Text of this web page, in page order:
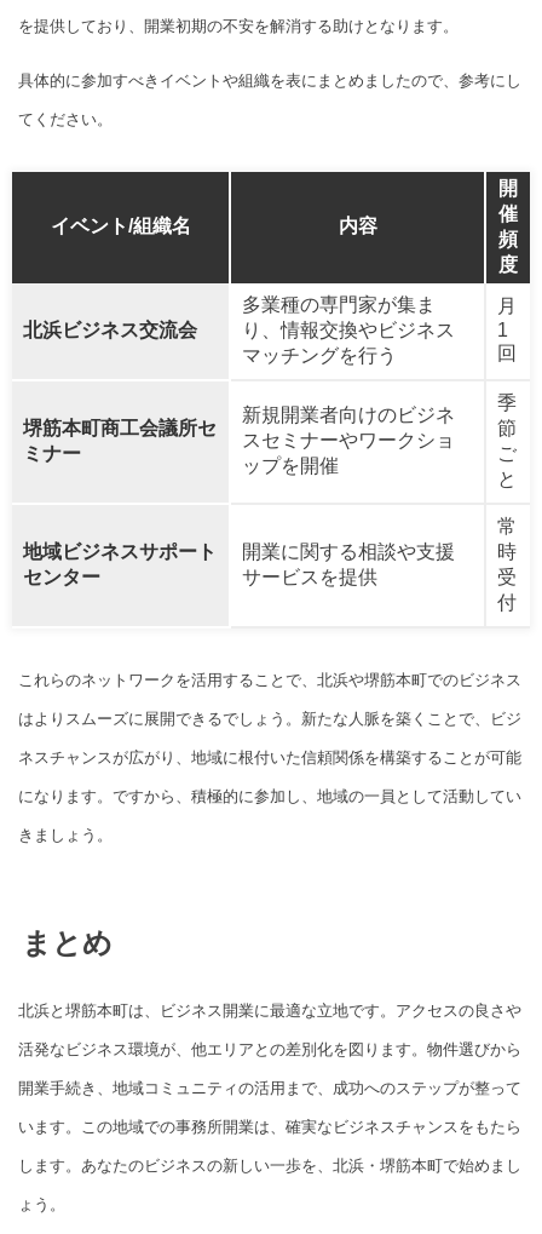
を提供しており、開業初期の不安を解消する助けとなります。
具体的に参加すべきイベントや組織を表にまとめましたので、参考にし
てください。
イベント/組織名 内容
開
催
頻
度
北浜ビジネス交流会
多業種の専門家が集ま
り、情報交換やビジネス
マッチングを行う
月
1
回
堺筋本町商工会議所セ
ミナー
新規開業者向けのビジネ
スセミナーやワークショ
ップを開催
季
節
ご
と
地域ビジネスサポート
センター
開業に関する相談や支援
サービスを提供
常
時
受
付
これらのネットワークを活用することで、北浜や堺筋本町でのビジネス
はよりスムーズに展開できるでしょう。新たな人脈を築くことで、ビジ
ネスチャンスが広がり、地域に根付いた信頼関係を構築することが可能
になります。ですから、積極的に参加し、地域の一員として活動してい
きましょう。
まとめ
北浜と堺筋本町は、ビジネス開業に最適な立地です。アクセスの良さや
活発なビジネス環境が、他エリアとの差別化を図ります。物件選びから
開業手続き、地域コミュニティの活用まで、成功へのステップが整って
います。この地域での事務所開業は、確実なビジネスチャンスをもたら
します。あなたのビジネスの新しい一歩を、北浜・堺筋本町で始めまし
ょう。